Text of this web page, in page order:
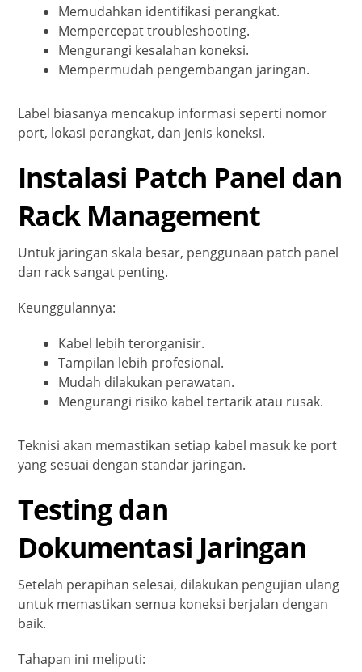
Memudahkan identifikasi perangkat.
Mempercepat troubleshooting.
Mengurangi kesalahan koneksi.
Mempermudah pengembangan jaringan.
Label biasanya mencakup informasi seperti nomor
port, lokasi perangkat, dan jenis koneksi.
Instalasi Patch Panel dan
Rack Management
Untuk jaringan skala besar, penggunaan patch panel
dan rack sangat penting.
Keunggulannya:
Kabel lebih terorganisir.
Tampilan lebih profesional.
Mudah dilakukan perawatan.
Mengurangi risiko kabel tertarik atau rusak.
Teknisi akan memastikan setiap kabel masuk ke port
yang sesuai dengan standar jaringan.
Testing dan
Dokumentasi Jaringan
Setelah perapihan selesai, dilakukan pengujian ulang
untuk memastikan semua koneksi berjalan dengan
baik.
Tahapan ini meliputi: